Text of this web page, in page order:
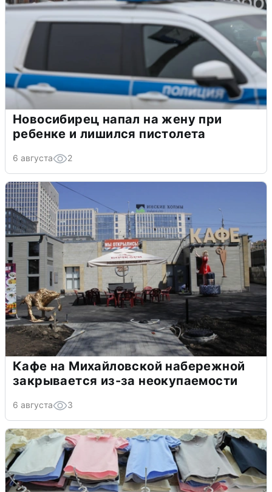
Новосибирец напал на жену при
ребенке и лишился пистолета
6 августа 2
Кафе на Михайловской набережной
закрывается из-за неокупаемости
6 августа 3